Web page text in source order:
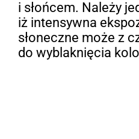
i słońcem. Należy
iż intensywna
słoneczne może z
do wyblaknięcia